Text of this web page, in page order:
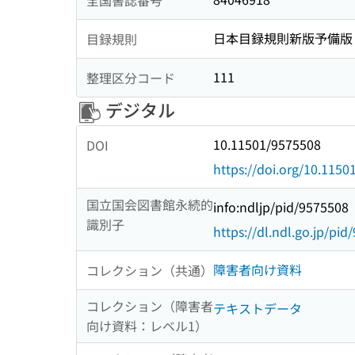
目録規則 日本目録規則新版予備版
整理区分コード 111
デジタル
DOI
10.11501/9575508
https://doi.org/
国立国会図書館永続的
識別子
info:ndljp/pid/9575508
https://dl.ndl.go.jp/pid/
コレクション（共通） 障害者向け資料
コレクション（障害者
向け資料：レベル1）
テキストデータ